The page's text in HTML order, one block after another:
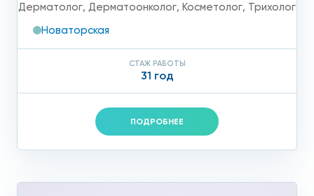
Дерматолог, Дерматоонколог, Косметолог, Трихолог
Новаторская
СТАЖ РАБОТЫ
31 год
ПОДРОБНЕЕ